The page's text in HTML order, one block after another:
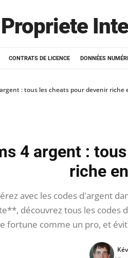
CONTRATS DE LICENCE DONNÉES
: tous les cheats pour devenir riche
4 argent :
riche
avec les codes d'argent
découvrez tous les
fortune comme un pro, et